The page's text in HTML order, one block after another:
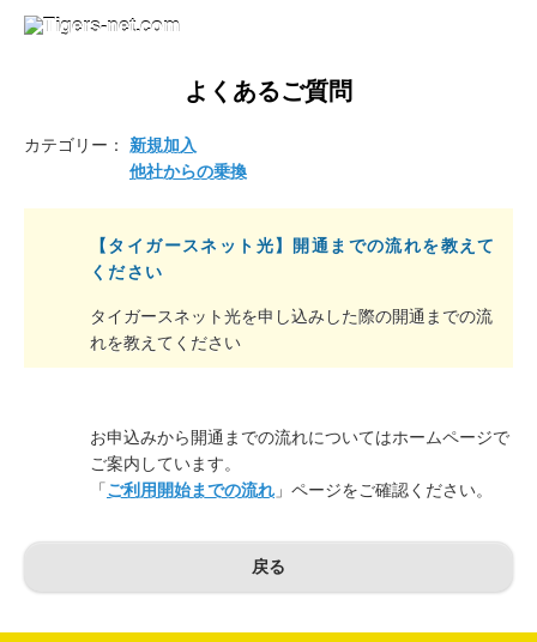
よくあるご質問
【タイガースネット光】開通までの流れを教えて
ください
タイガースネット光を申し込みした際の開通までの流
れを教えてください
カテゴリー：
新規加入
他社からの乗換
お申込みから開通までの流れについてはホームページで
ご案内しています。
「ご利用開始までの流れ 」ページをご確認ください。
戻る